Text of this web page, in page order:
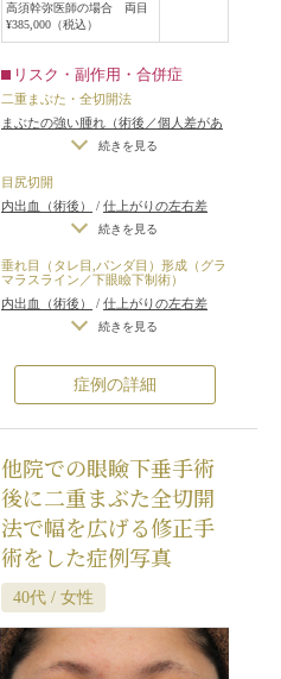
高須幹弥医師の場合 両目
¥385,000（税込）
リスク・副作用・合併症
二重まぶた・全切開法
まぶたの強い腫れ（術後／個人差があ
内出血（術後）/
/不自然な二重（無理に二重の幅を広
げた場合）/仕上がりのわずかな左右
差（完璧なシンメトリーは不可）
上がりが完璧に自分の理想の形になら
ないことがある / 二重のラインの癒着
がとれる可能性
/ 手術後の血腫
続きを見る
目尻切開
内出血（術後）
/ 仕上がりの左右差
（片目ずつ手術をする場合）
リーは不可） /仕上がりが完璧に自分
の理想の形にならないことがある /
ートメイクが取れる可能性
続きを見る
垂れ目（タレ目,パンダ目）形成（グラ
マラスライン／下眼瞼下制術）
内出血（術後）
/ 仕上がりの左右差
（片目ずつ手術をする場合）
リーは不可）/仕上がりが完璧に自分
の理想の形にならないことがある
ートメイクが取れる可能性
続きを見る
症例の詳細
他院での眼瞼下垂手術
後に二重まぶた全切開
法で幅を広げる修正手
術をした症例写真
40代 / 女性